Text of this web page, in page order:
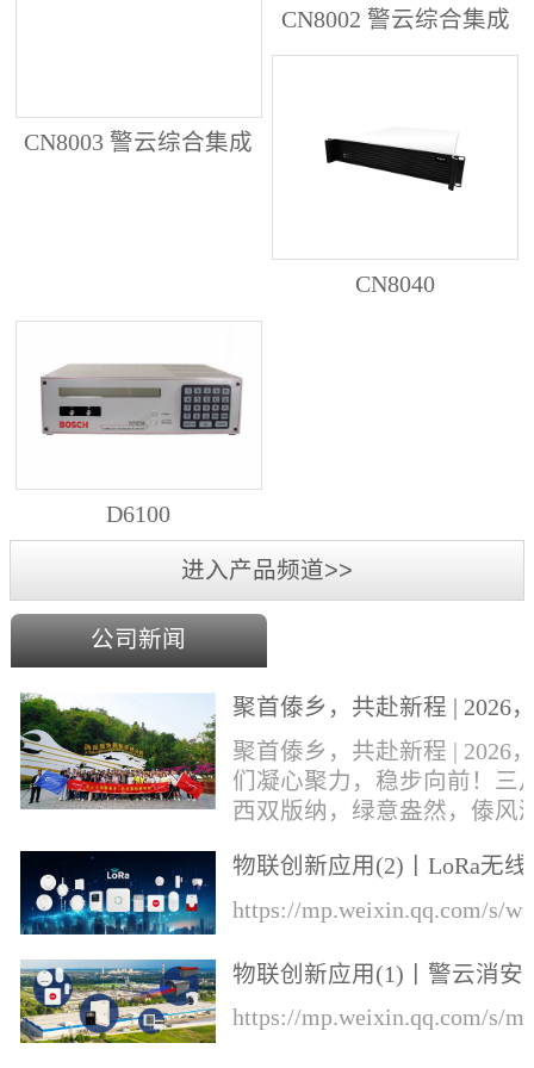
CN8003 警云综合集成
CN8002 警云综合集成
CN8040
D6100
进入产品频道>>
公司新闻
聚首傣乡，共赴新程 | 2026
们凝心聚力，稳步向前！
聚首傣乡，共赴新程 | 2026
们凝心聚力，稳步向前！三
西双版纳，绿意盎然，傣风
风中肆意绽放。丛文&华际
成员奔赴这片雨林热土，开
一场集年会盛典、团建游玩
业培训于一体的专属旅程！
才，展宏图，盛宴锚定前行
向本次旅程的开篇，便迎来
物联创新应用(2)丨LoRa无线
知的综合解决方案
https://mp.weixin.qq.com/s/
物联创新应用(1)丨警云消安
一体预警解决方案
https://mp.weixin.qq.com/s/